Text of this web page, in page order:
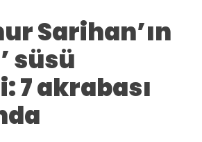
Sarihan’ın
süsü
7 akrabası